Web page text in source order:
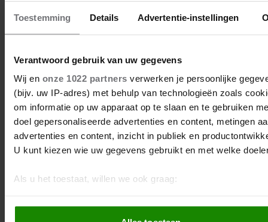
Toestemming Details Advertentie-instellingen
Verantwoord gebruik van uw gegevens
Wij en onze 1022 partners verwerken je persoonlijke
(bijv. uw IP-adres) met behulp van technologieën zoals
om informatie op uw apparaat op te slaan en te gebruiken
doel gepersonaliseerde advertenties en content, metingen
advertenties en content, inzicht in publiek en
U kunt kiezen wie uw gegevens gebruikt en met welke
Als u het toestaat, willen we ook graag:
tot een paar meter nauwkeurig kan zijn
30 juni 2025
ZIEN: DE LEUKSTE FOTO’S VAN
DE ZOMERFOTOSESSIE 2025
VAN DE KONINKLIJKE FAMILIE
Na een korte vertraging door een vervelend ongeval